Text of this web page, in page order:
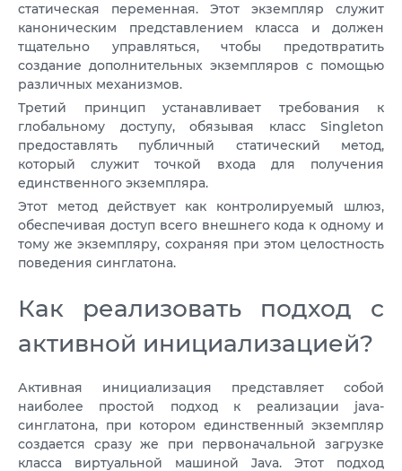
статическая переменная. Этот экземпляр служит
каноническим представлением класса и должен
тщательно управляться, чтобы предотвратить
создание дополнительных экземпляров с помощью
различных механизмов.
Третий принцип устанавливает требования к
глобальному доступу, обязывая класс Singleton
предоставлять публичный статический метод,
который служит точкой входа для получения
единственного экземпляра.
Этот метод действует как контролируемый шлюз,
обеспечивая доступ всего внешнего кода к одному и
тому же экземпляру, сохраняя при этом целостность
поведения синглатона.
Как реализовать подход с
активной инициализацией?
Активная инициализация представляет собой
наиболее простой подход к реализации java-
синглатона, при котором единственный экземпляр
создается сразу же при первоначальной загрузке
класса виртуальной машиной Java. Этот подход